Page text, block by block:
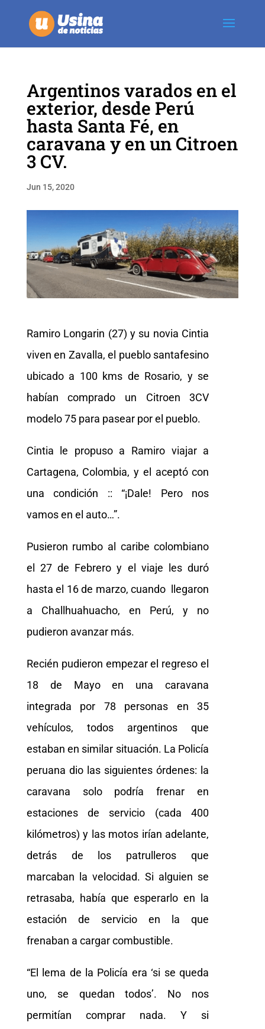
Argentinos varados en el
exterior, desde Perú
hasta Santa Fé, en
caravana y en un Citroen
3 CV.
Jun 15, 2020
Ramiro Longarin (27) y su novia Cintia
viven en Zavalla, el pueblo santafesino
ubicado a 100 kms de Rosario, y se
habían comprado un Citroen 3CV
modelo 75 para pasear por el pueblo.
Cintia le propuso a Ramiro viajar a
Cartagena, Colombia, y el aceptó con
una condición :: “¡Dale! Pero nos
vamos en el auto…”.
Pusieron rumbo al caribe colombiano
el 27 de Febrero y el viaje les duró
hasta el 16 de marzo, cuando llegaron
a Challhuahuacho, en Perú, y no
pudieron avanzar más.
Recién pudieron empezar el regreso el
18 de Mayo en una caravana
integrada por 78 personas en 35
vehículos, todos argentinos que
estaban en similar situación. La Policía
peruana dio las siguientes órdenes: la
caravana solo podría frenar en
estaciones de servicio (cada 400
kilómetros) y las motos irían adelante,
detrás de los patrulleros que
marcaban la velocidad. Si alguien se
retrasaba, había que esperarlo en la
estación de servicio en la que
frenaban a cargar combustible.
“El lema de la Policía era ‘si se queda
uno, se quedan todos’. No nos
permitían comprar nada. Y si